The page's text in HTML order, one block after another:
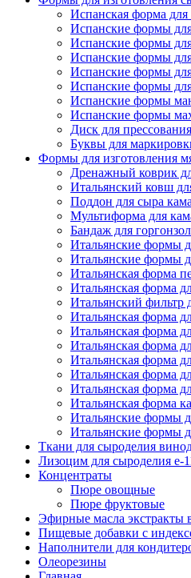
Испанская форма для
Испанские формы
Испанские формы
Испанские формы
Испанские формы
Испанские формы
Испанские формы
Испанские формы
Диск для
Буквы для
Формы для изготовления
Дренажный коврик
Итальянский ковш
Поддон для сыра
Мультиформа для
Бандаж для
Итальянские формы
Итальянские формы
Итальянская форма
Итальянская форма
Итальянский фильтр
Итальянская форма
Итальянская форма
Итальянская форма
Итальянская форма
Итальянская форма
Итальянская форма
Итальянская форма
Итальянские формы
Итальянские формы
Ткани для сыроделия
Лизоцим для сыроделия e-
Концентраты
Пюре овощные
Пюре фруктовые
Эфирные масла экстракты
Пищевые добавки с
Наполнители для
Олеорезины